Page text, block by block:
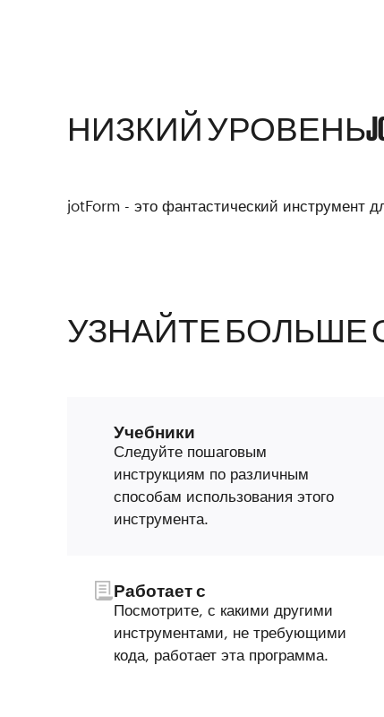
НИЗКИЙ УРОВЕНЬ
jotForm - это фантастический инструмент
УЗНАЙТЕ БОЛЬШЕ
Учебники
Следуйте пошаговым
инструкциям по различным
способам использования этого
инструмента.
Работает с
Посмотрите, с какими другими
инструментами, не требующими
кода, работает эта программа.